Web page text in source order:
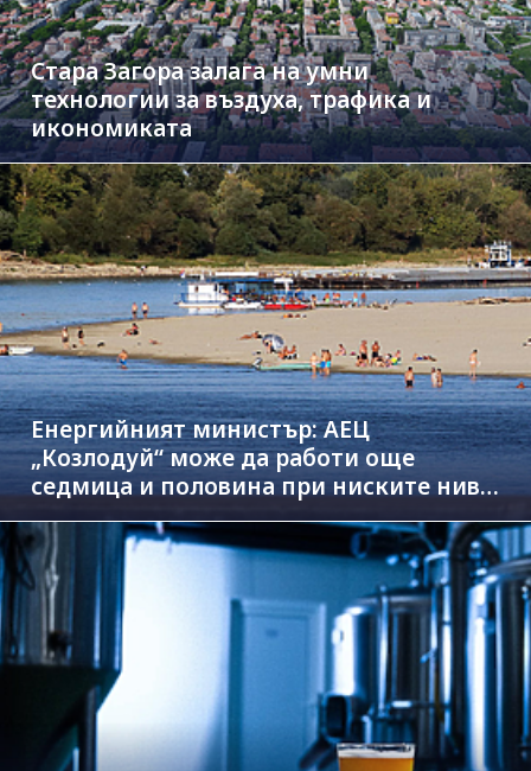
Стара Загора залага на умни
технологии за въздуха, трафика и
икономиката
Енергийният министър: АЕЦ
„Козлодуй“ може да работи още
седмица и половина при ниските нива
на Дунав